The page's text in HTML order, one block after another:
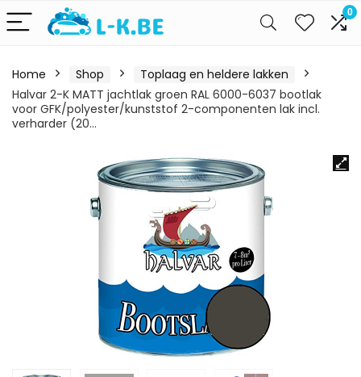
0
Home Shop
Toplaag en heldere lakken
Halvar 2-K MATT jachtlak groen RAL 6000-6037 bootlak
voor GFK/polyester/kunststof 2-componenten lak incl.
verharder (20…